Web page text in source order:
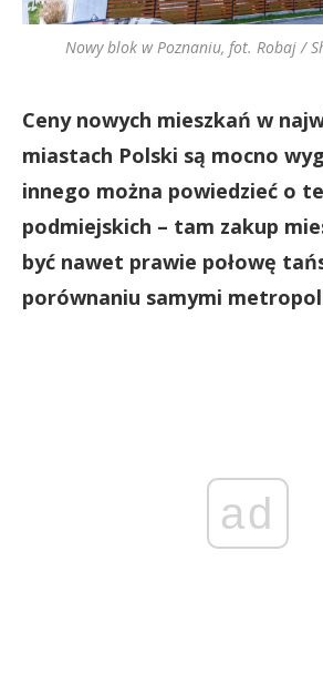
Nowy blok w Poznaniu, fot. Robaj /
Ceny nowych mieszkań w
miastach Polski są mocno
innego można powiedzieć o
podmiejskich – tam zakup
być nawet prawie połowę
porównaniu samymi
ad